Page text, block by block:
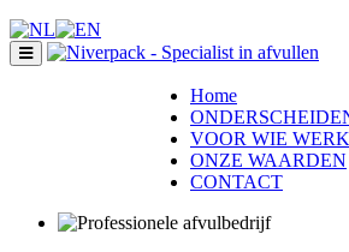
Home
VOOR WIE
ONZE WAARDEN
CONTACT